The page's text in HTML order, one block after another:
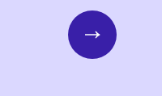
Next